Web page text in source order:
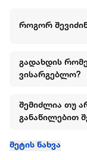
როგორ
გადახდის
ვისარგებლო?
შემიძლია თუ
განაწილებით
მეტის ნახვა